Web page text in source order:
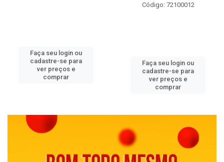
Faça seu login ou
cadastre-se para
ver preços e
comprar
Código: 72100012
Faça seu login ou
cadastre-se para
ver preços e
comprar